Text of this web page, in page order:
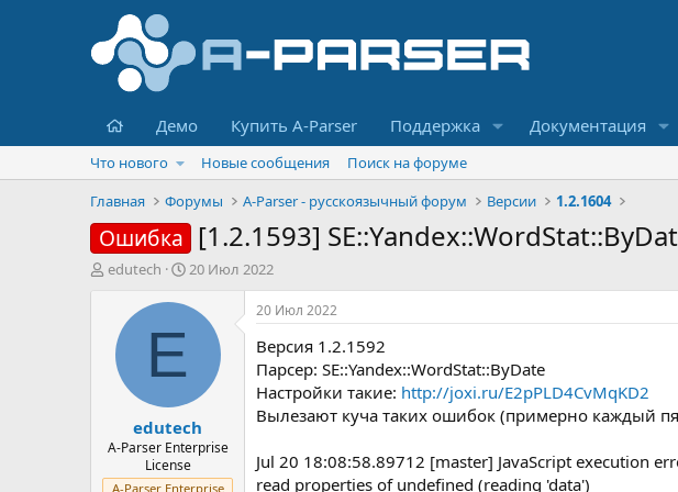
Главная
Демо Купить A-Parser Поддержка Документация
Что нового Новые сообщения
Поиск на форуме
Главная
Форумы A-Parser - русскоязычный форум Версии 1.2.1604
Ошибка [1.2.1593]
А
edutech
Д
т
а
л
а
20 Июл 2022
E
edutech
A-Parser Enterprise
License
A-Parser Enterprise
20 Июл 2022
Версия 1.2.1592
Парсер: SE::Yandex::WordStat::ByDate
Настройки такие: http://joxi.ru/E2pPLD4CvMqKD2
Вылезают куча таких ошибок (примерно каждый
Jul 20 18:08:58.89712 [master] JavaScript execution
read properties of undefined (reading 'data')